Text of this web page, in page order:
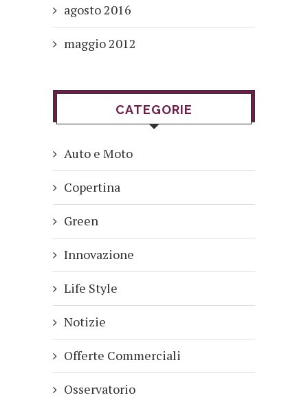
agosto 2016
maggio 2012
CATEGORIE
Auto e Moto
Copertina
Green
Innovazione
Life Style
Notizie
Offerte Commerciali
Osservatorio